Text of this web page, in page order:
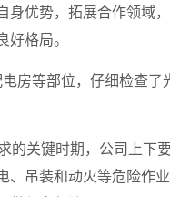
优势，拓展合作领域
格局。
房等部位，仔细检查了
的关键时期，公司上下
吊装和动火等危险作